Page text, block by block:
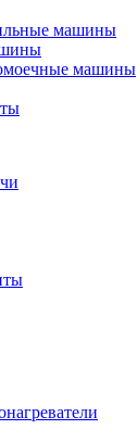
машины
машины